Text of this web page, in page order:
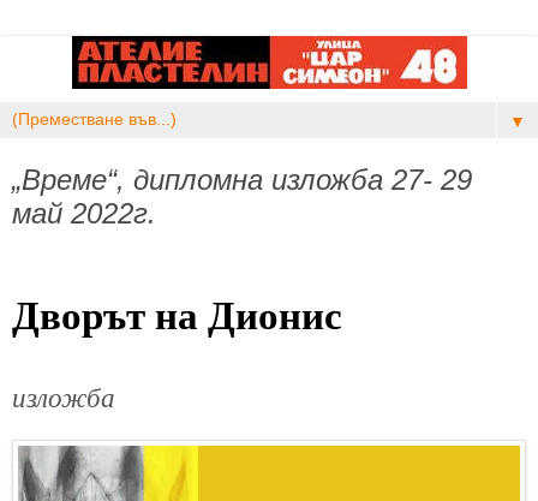
▼
„Време“, дипломна изложба 27- 29
май 2022г.
Дворът на Дионис
изложба